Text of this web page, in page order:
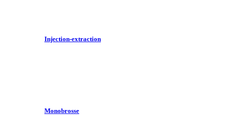
Injection-extraction
Monobrosse